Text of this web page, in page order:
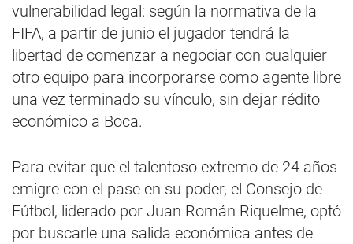
vulnerabilidad legal: según la normativa de la
FIFA, a partir de junio el jugador tendrá la
libertad de comenzar a negociar con cualquier
otro equipo para incorporarse como agente libre
una vez terminado su vínculo, sin dejar rédito
económico a Boca.
Para evitar que el talentoso extremo de 24 años
emigre con el pase en su poder, el Consejo de
Fútbol, liderado por Juan Román Riquelme, optó
por buscarle una salida económica antes de